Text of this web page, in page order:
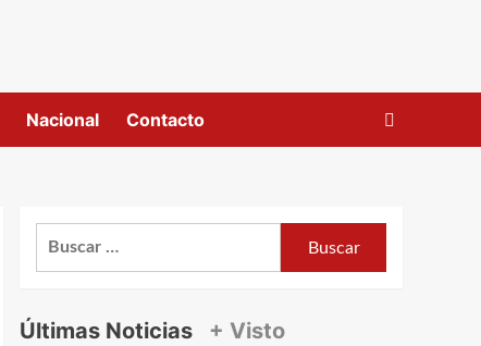
Nacional Contacto
Últimas Noticias + Visto